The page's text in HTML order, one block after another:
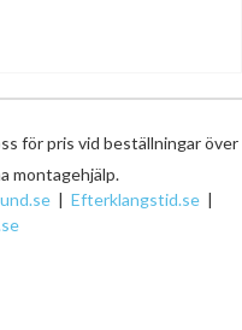
för pris vid beställningar över
montagehjälp.
| Efterklangstid.se |